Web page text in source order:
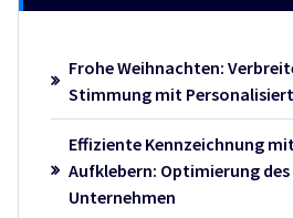
Frohe Weihnachten:
Stimmung mit
Effiziente Kennzeichnung
Aufklebern: Optimierung
Unternehmen